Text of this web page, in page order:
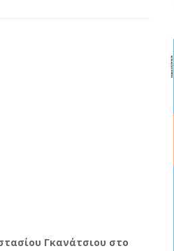
Γκανάτσιου στο